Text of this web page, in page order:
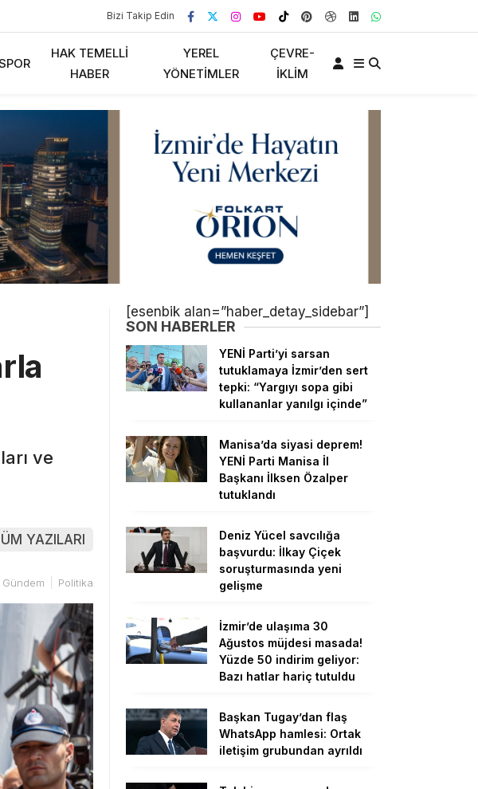
Bizi Takip Edin
HAK TEMELLI
HABER
YEREL
YÖNETIMLER
ÇEVRE-
İKLIM
ve
YAZILARI
Gündem Politika
[esenbik alan=”haber_detay_sidebar”]
SON HABERLER
YENİ Parti’yi sarsan
tutuklamaya İzmir’den sert
tepki: “Yargıyı sopa gibi
kullananlar yanılgı içinde”
Manisa’da siyasi deprem!
YENİ Parti Manisa İl
Başkanı İlksen Özalper
tutuklandı
Deniz Yücel savcılığa
başvurdu: İlkay Çiçek
soruşturmasında yeni
gelişme
İzmir’de ulaşıma 30
Ağustos müjdesi masada!
Yüzde 50 indirim geliyor:
Bazı hatlar hariç tutuldu
Başkan Tugay’dan flaş
WhatsApp hamlesi: Ortak
iletişim grubundan ayrıldı